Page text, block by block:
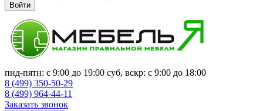
Войти
пнд-пятн: с 9:00 до 19:00 суб, вскр: с 9:00 до 18:00
8 (499) 350-50-29
8 (499) 964-44-11
Заказать звонок